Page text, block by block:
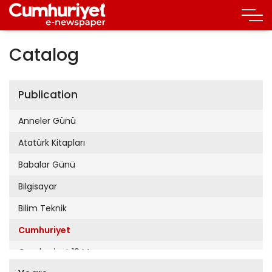
Catalog
Publication
Anneler Günü
Atatürk Kitapları
Babalar Günü
Bilgisayar
Bilim Teknik
Cumhuriyet
Cumhuriyet 19 Mayıs